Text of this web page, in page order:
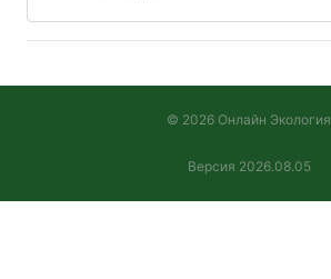
© 2026 Онлайн Экология
Версия 2026.08.05